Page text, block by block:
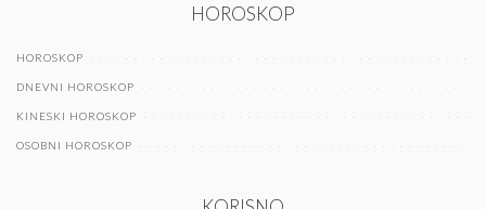
HOROSKOP
HOROSKOP
DNEVNI HOROSKOP
KINESKI HOROSKOP
OSOBNI HOROSKOP